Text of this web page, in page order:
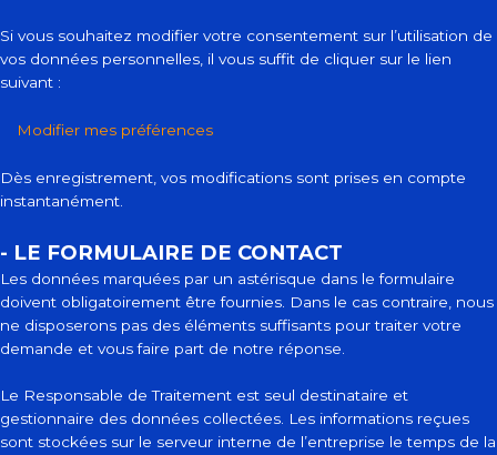
Si vous souhaitez modifier votre consentement sur l’utilisation de
vos données personnelles, il vous suffit de cliquer sur le lien
suivant :
Modifier mes préférences
Dès enregistrement, vos modifications sont prises en compte
instantanément.
- LE FORMULAIRE DE CONTACT
Les données marquées par un astérisque dans le formulaire
doivent obligatoirement être fournies. Dans le cas contraire, nous
ne disposerons pas des éléments suffisants pour traiter votre
demande et vous faire part de notre réponse.
Le Responsable de Traitement est seul destinataire et
gestionnaire des données collectées. Les informations reçues
sont stockées sur le serveur interne de l’entreprise le temps de la